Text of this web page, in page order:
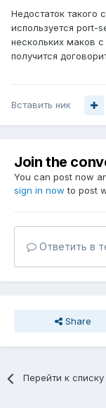
Недостаток такого
используется port-
нескольких маков
получится
Вставить ник
Join the
You can post now
sign in now to post
Ответить в
Share
Перейти к